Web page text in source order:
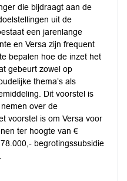
die bijdraagt aan de
uit de
een jarenlange
en Versa zijn frequent
bepalen hoe de inzet het
gebeurt zowel op
thema’s als
Dit voorstel is
over de
voorstel is om Versa voor
ter hoogte van €
begrotingssubsidie